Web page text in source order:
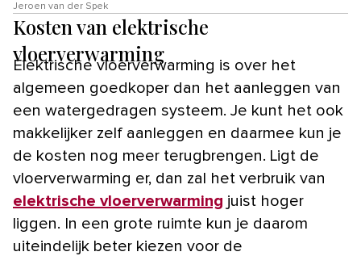
Jeroen van der Spek
Kosten van elektrische
vloerverwarming
Elektrische vloerverwarming is over het
algemeen goedkoper dan het aanleggen van
een watergedragen systeem. Je kunt het ook
makkelijker zelf aanleggen en daarmee kun je
de kosten nog meer terugbrengen. Ligt de
vloerverwarming er, dan zal het verbruik van
elektrische vloerverwarming juist hoger
liggen. In een grote ruimte kun je daarom
uiteindelijk beter kiezen voor de